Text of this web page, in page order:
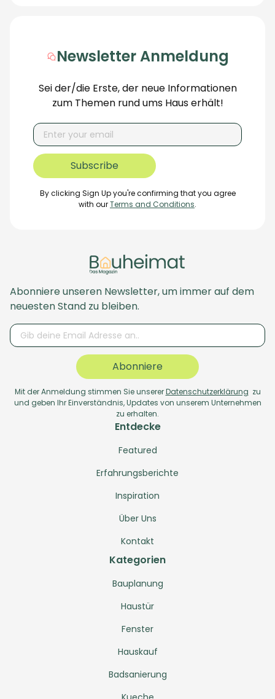
Newsletter Anmeldung
Sei der/die Erste, der neue Informationen
zum Themen rund ums Haus erhält!
By clicking Sign Up you're confirming that you agree
with ourTerms and Conditions.
Abonniere unseren Newsletter, um immer auf dem
neuesten Stand zu bleiben.
Abonniere
Mit der Anmeldung stimmen Sie unsererDatenschutzerklärung zu
und geben Ihr Einverständnis, Updates von unserem Unternehmen
zu erhalten.
Entdecke
Featured
Erfahrungsberichte
Inspiration
Über Uns
Kontakt
Kategorien
Bauplanung
Haustür
Fenster
Hauskauf
Badsanierung